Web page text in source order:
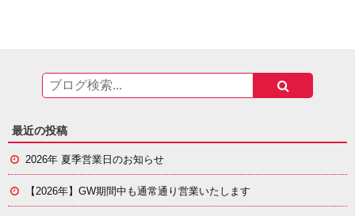
最近の投稿
2026年 夏季営業日のお知らせ
【2026年】GW期間中も通常通り営業いたします